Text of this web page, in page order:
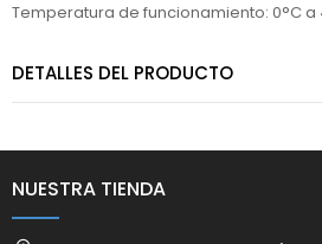
Temperatura de funcionamiento: 0°C a
DETALLES DEL PRODUCTO
NUESTRA TIENDA